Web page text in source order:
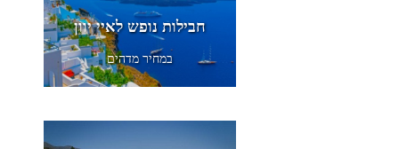
חבילות נופש לאיי יוון
במחיר מדהים